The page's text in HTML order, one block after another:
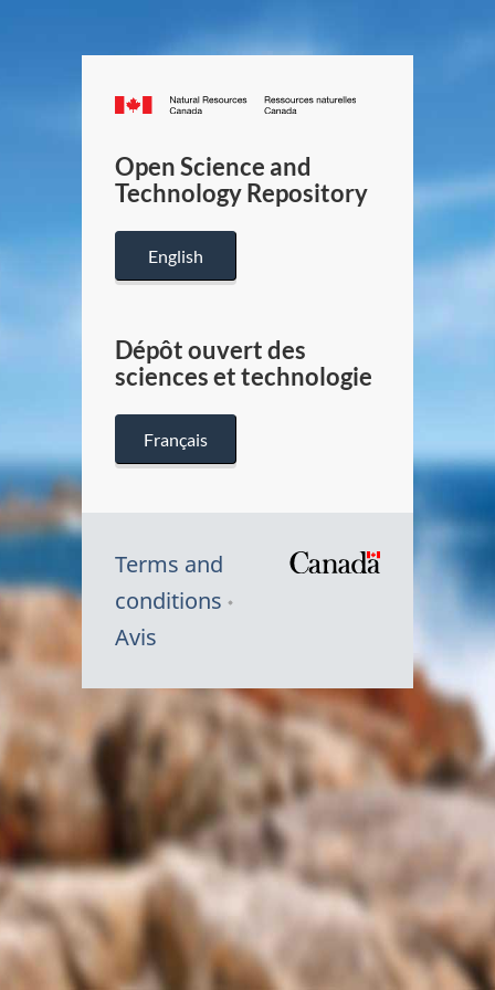
Canada.ca
/
Canada
Open Science and
Technology Repository
English
Dépôt ouvert des
sciences et technologie
Français
Terms and
conditions
Avis
Symbole
du
Canada